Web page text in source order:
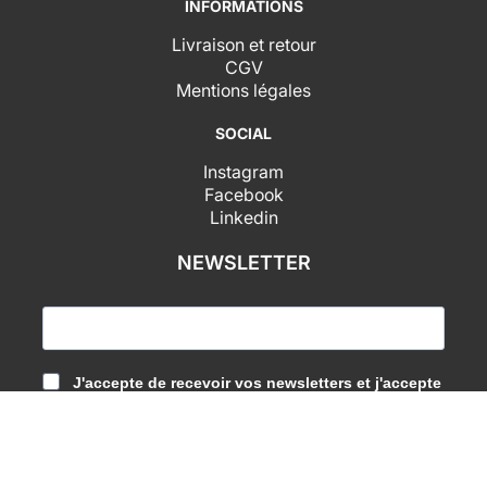
INFORMATIONS
Livraison et retour
CGV
Mentions légales
SOCIAL
Instagram
Facebook
Linkedin
NEWSLETTER
J'accepte de recevoir vos newsletters et j'accepte